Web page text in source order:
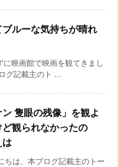
ブルーな気持ちが晴れ
映画館で映画を観てきまし
グ記載主のト ...
隻眼の残像」を観よ
観られなかったの
は
は、本ブログ記載主のトー